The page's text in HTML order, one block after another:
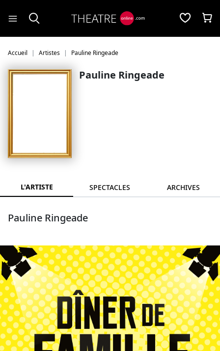
Accueil Artistes Pauline Ringeade
Pauline Ringeade
L'ARTISTE SPECTACLES ARCHIVES
Pauline Ringeade